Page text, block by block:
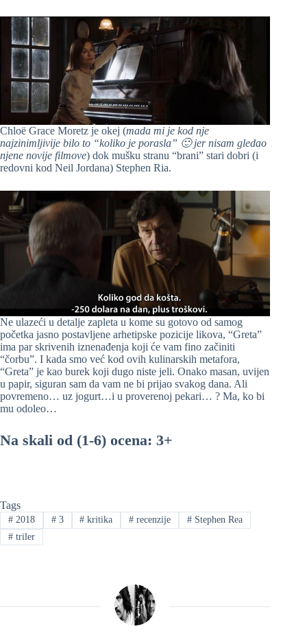
Chloë Grace Moretz je okej (mada mi je kod nje
najzinimljivije bilo to “koliko je porasla” 🙂 jer nisam gledao
njene novije filmove) dok mušku stranu “brani” stari dobri (i
redovni kod Neil Jordana) Stephen Ria.
Ne ulazeći u detalje zapleta u kome su gotovo od samog
početka jasno postavljene arhetipske pozicije likova, “Greta”
ima par skrivenih iznenađenja koji će vam fino začiniti
“čorbu”. I kada smo već kod ovih kulinarskih metafora,
“Greta” je kao burek koji dugo niste jeli. Onako masan, uvijen
u papir, siguran sam da vam ne bi prijao svakog dana. Ali
povremeno… uz jogurt…i u proverenoj pekari… ? Ma, ko bi
mu odoleo…
Na skali od (1-6) ocena: 3+
Tags
#2018 #3 # kritika # recenzije # Stephen Rea
#triler